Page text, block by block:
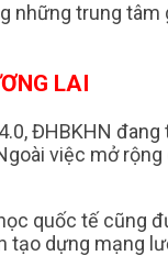
những trung
LAI
ĐHBKHN
việc mở
quốc tế cũng
tạo dựng mạng